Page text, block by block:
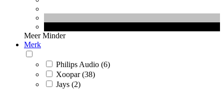
Meer Minder
Merk
Philips Audio (6)
Xoopar (38)
Jays (2)